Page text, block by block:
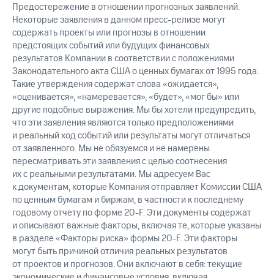
Предостережение в отношении прогнозных заявлений.
Некоторые заявления в данном пресс-релизе могут
содержать проекты или прогнозы в отношении
предстоящих событий или будущих финансовых
результатов Компании в соответствии с положениями
Законодательного акта США о ценных бумагах от 1995 года.
Такие утверждения содержат слова «ожидается»,
«оценивается», «намеревается», «будет», «мог бы» или
другие подобные выражения. Мы бы хотели предупредить,
что эти заявления являются только предположениями
и реальный ход событий или результаты могут отличаться
от заявленного. Мы не обязуемся и не намерены
пересматривать эти заявления с целью соотнесения
их с реальными результатами. Мы адресуем Вас
к документам, которые Компания отправляет Комиссии США
по ценным бумагам и биржам, в частности к последнему
годовому отчету по форме 20-F. Эти документы содержат
и описывают важные факторы, включая те, которые указаны
в разделе «Факторы риска» формы 20-F. Эти факторы
могут быть причиной отличия реальных результатов
от проектов и прогнозов. Они включают в себя: текущие